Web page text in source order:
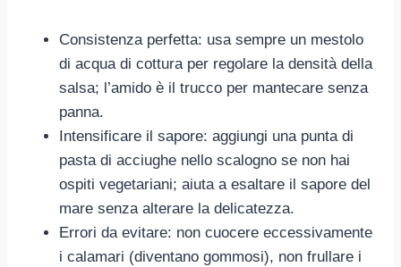
Consistenza perfetta: usa sempre un mestolo
di acqua di cottura per regolare la densità della
salsa; l’amido è il trucco per mantecare senza
panna.
Intensificare il sapore: aggiungi una punta di
pasta di acciughe nello scalogno se non hai
ospiti vegetariani; aiuta a esaltare il sapore del
mare senza alterare la delicatezza.
Errori da evitare: non cuocere eccessivamente
i calamari (diventano gommosi), non frullare i